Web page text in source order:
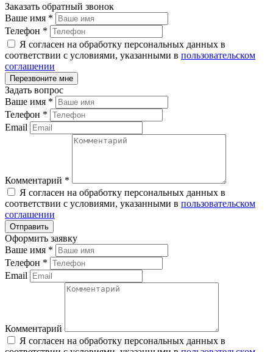
Заказать обратный звонок
Ваше имя *
Телефон *
Я согласен на обработку персональных данных в
соответствии с условиями, указанными в пользовательском
соглашении
Задать вопрос
Ваше имя *
Телефон *
Email
Комментарий *
Я согласен на обработку персональных данных в
соответствии с условиями, указанными в пользовательском
соглашении
Оформить заявку
Ваше имя *
Телефон *
Email
Комментарий
Я согласен на обработку персональных данных в